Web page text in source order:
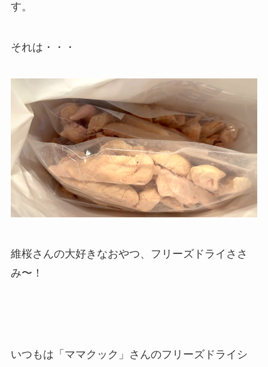
す。
それは・・・
維桜さんの大好きなおやつ、フリーズドライささ
み〜！
いつもは「ママクック」さんのフリーズドライシ